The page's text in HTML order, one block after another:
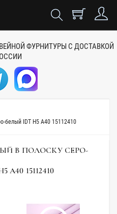
ФУРНИТУРЫ С ДОСТАВКОЙ
белый IDT H5 A40 15112410
В ПОЛОСКУ СЕРО-
A40 15112410